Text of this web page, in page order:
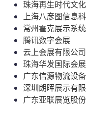
珠海再生时代文
上海八彦图信息
常州霍克展示系
腾讯数字会展
云上会展有限公司
珠海华发国际会
广东信源物流设
深圳朗晖展示有
广东亚联展览股